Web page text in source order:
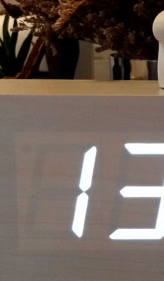
Для Всех Знаков
Сентябрь 2023 Года